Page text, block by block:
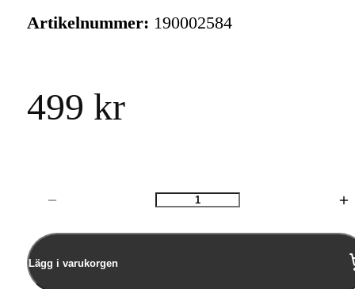
Artikelnummer: 190002584
499 kr
Antal
Lägg i varukorgen